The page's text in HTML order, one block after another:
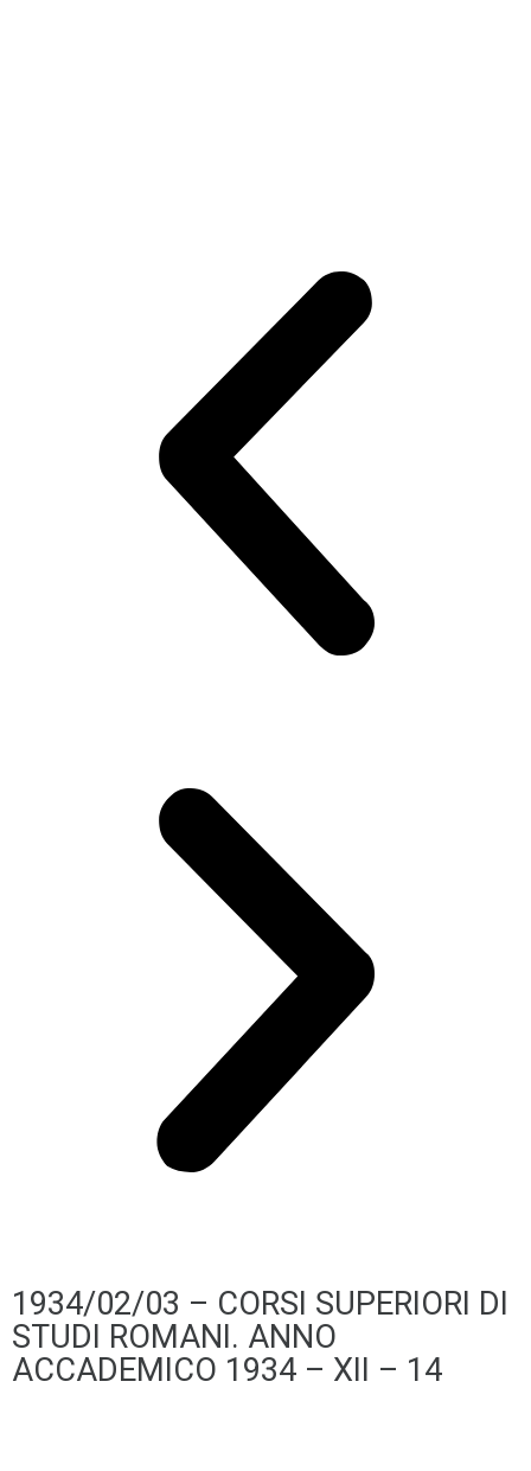
1934/02/03 – CORSI SUPERIORI DI
STUDI ROMANI. ANNO
ACCADEMICO 1934 – XII – 14